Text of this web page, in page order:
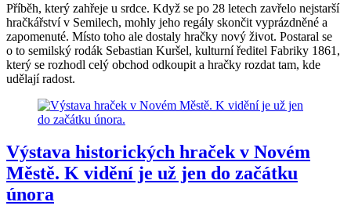
Příběh, který zahřeje u srdce. Když se po 28 letech zavřelo nejstarší
hračkářství v Semilech, mohly jeho regály skončit vyprázdněné a
zapomenuté. Místo toho ale dostaly hračky nový život. Postaral se
o to semilský rodák Sebastian Kuršel, kulturní ředitel Fabriky 1861,
který se rozhodl celý obchod odkoupit a hračky rozdat tam, kde
udělají radost.
Výstava historických hraček v Novém
Městě. K vidění je už jen do začátku
února